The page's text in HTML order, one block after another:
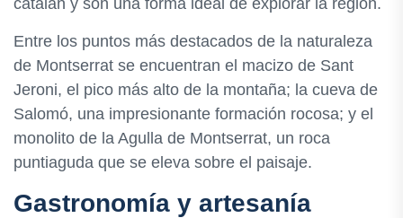
Entre los puntos más destacados de la naturaleza
de Montserrat se encuentran el macizo de Sant
Jeroni, el pico más alto de la montaña; la cueva de
Salomó, una impresionante formación rocosa; y el
monolito de la Agulla de Montserrat, un roca
puntiaguda que se eleva sobre el paisaje.
Gastronomía y artesanía